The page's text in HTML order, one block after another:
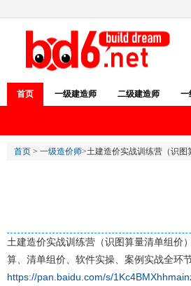
首页 一级建造师 二级建造师 一
首页 > 一级造价师>土建造价实战训练营（识图
土建造价实战训练营（识图算量清单组价
算、清单组价、软件实操、案例实战全环
https://pan.baidu.com/s/